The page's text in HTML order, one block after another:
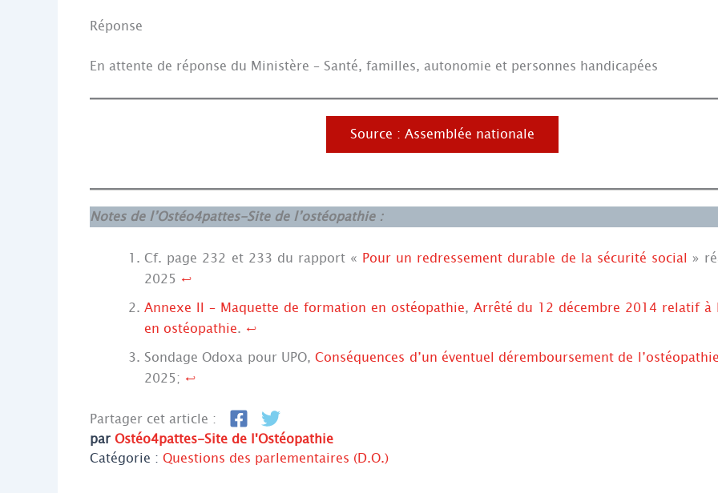
Réponse
En attente de réponse du Ministère – Santé, familles, autonomie et personnes handicapées
Source : Assemblée nationale
Notes de l’Ostéo4pattes-Site de l’ostéopathie :
Cf. page 232 et 233 du rapport « Pour un redressement durable de la sécurité social »
2025 ↩︎
Annexe II – Maquette de formation en ostéopathie, Arrêté du 12 décembre 2014 relatif
en ostéopathie. ↩︎
Sondage Odoxa pour UPO,Conséquences d’un éventuel déremboursement de l’ostéopathie
2025; ↩︎
Partager cet article :
par Ostéo4pattes-Site de l'Ostéopathie
Catégorie : Questions des parlementaires (D.O.)